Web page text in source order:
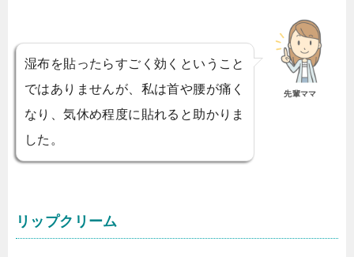
湿布を貼ったらすごく効くということ
ではありませんが、私は首や腰が痛く
なり、気休め程度に貼れると助かりま
した。
先輩ママ
リップクリーム